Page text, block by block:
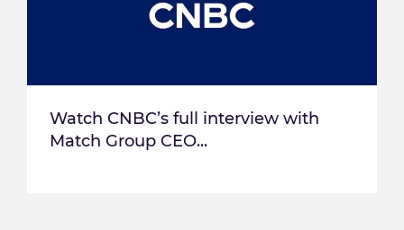
Watch CNBC’s full interview with
Match Group CEO...